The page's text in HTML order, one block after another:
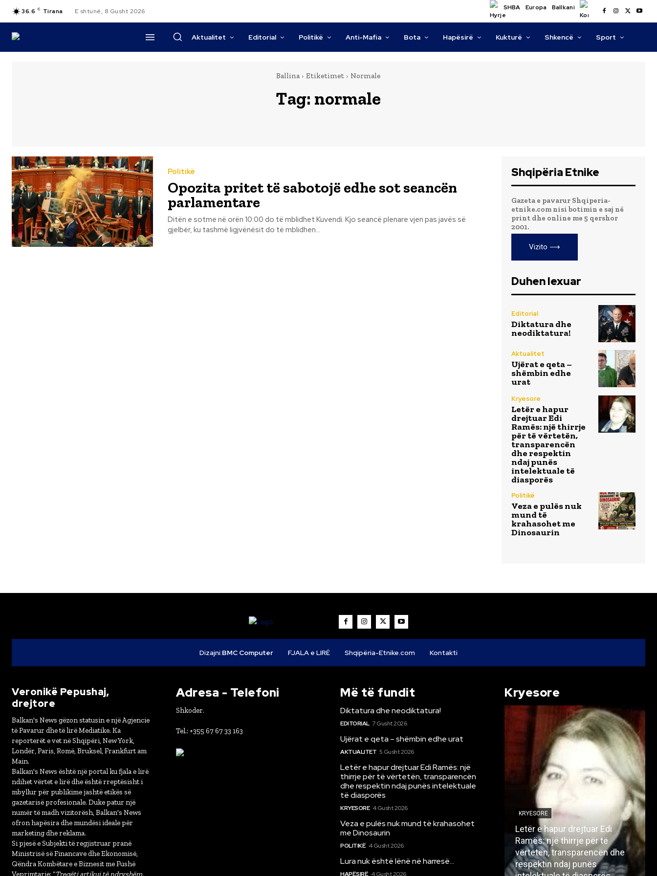
36.6 C Tirana E shtunë, 8 Gusht 2026 SHBA Europa Ballkani
Aktualitet Editorial Politikë Anti-Mafia Bota Hapësirë Kukturë Shkencë Sport
Ballina Etiketimet Normale
Tag: normale
Politikë
Opozita pritet të sabotojë edhe sot seancën
parlamentare
Ditën e sotme në orën 10:00 do të mblidhet Kuvendi. Kjo seancë plenare vjen pas javës së
gjelbër, ku tashmë ligjvënësit do të mblidhen...
Shqipëria Etnike
Gazeta e pavarur Shqiperia-
etnike.com nisi botimin e saj në
print dhe online me 5 qershor
2001.
Vizito ⟶
Duhen lexuar
Editorial
Diktatura dhe
neodiktatura!
Aktualitet
Ujërat e qeta –
shëmbin edhe
urat
Kryesore
Letër e hapur
drejtuar Edi
Ramës: një thirrje
për të vërtetën,
transparencën
dhe respektin
ndaj punës
intelektuale të
diasporës
Politikë
Veza e pulës nuk
mund të
krahasohet me
Dinosaurin
Dizajni:BMC Computer FJALA e LIRË Shqipëria-Etnike.com Kontakti
Veronikë Pepushaj,
drejtore
Balkan's News gëzon statusin e një Agjencie
të Pavarur dhe të lirë Mediatike. Ka
reporterët e vet në Shqipëri, New York,
Londër, Paris, Romë, Bruksel, Frankfurt am
Main.
Balkan's News është një portal ku fjala e lirë
ndihet vërtet e lirë dhe është rreptësisht i
mbyllur për publikime jashtë etikës së
gazetarisë profesionale. Duke patur një
numër të madh vizitorësh, Balkan's News
ofron hapësira dhe mundësi ideale për
marketing dhe reklama.
Si pjesë e Subjekti të regjistruar pranë
Ministrisë së Financave dhe Ekonomisë,
Qëndra Kombëtare e Biznesit me Fushë
Veprimtarie: “Tregëti artikuj të ndryshëm,
Adresa - Telefoni
Shkoder.
Tel.: +355 67 67 33 163
Më të fundit
Diktatura dhe neodiktatura!
EDITORIAL 7 Gusht 2026
Ujërat e qeta – shëmbin edhe urat
AKTUALITET 5 Gusht 2026
Letër e hapur drejtuar Edi Ramës: një
thirrje për të vërtetën, transparencën
dhe respektin ndaj punës intelektuale
të diasporës
KRYESORE 4 Gusht 2026
Veza e pulës nuk mund të krahasohet
me Dinosaurin
POLITIKË 4 Gusht 2026
Lura nuk është lënë në harresë…
HAPËSIRË 4 Gusht 2026
Kryesore
KRYESORE
Letër e hapur drejtuar Edi
Ramës: një thirrje për të
vërtetën, transparencën dhe
respektin ndaj punës